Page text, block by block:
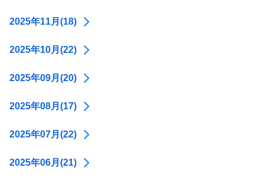
2025年11月(18)
2025年10月(22)
2025年09月(20)
2025年08月(17)
2025年07月(22)
2025年06月(21)